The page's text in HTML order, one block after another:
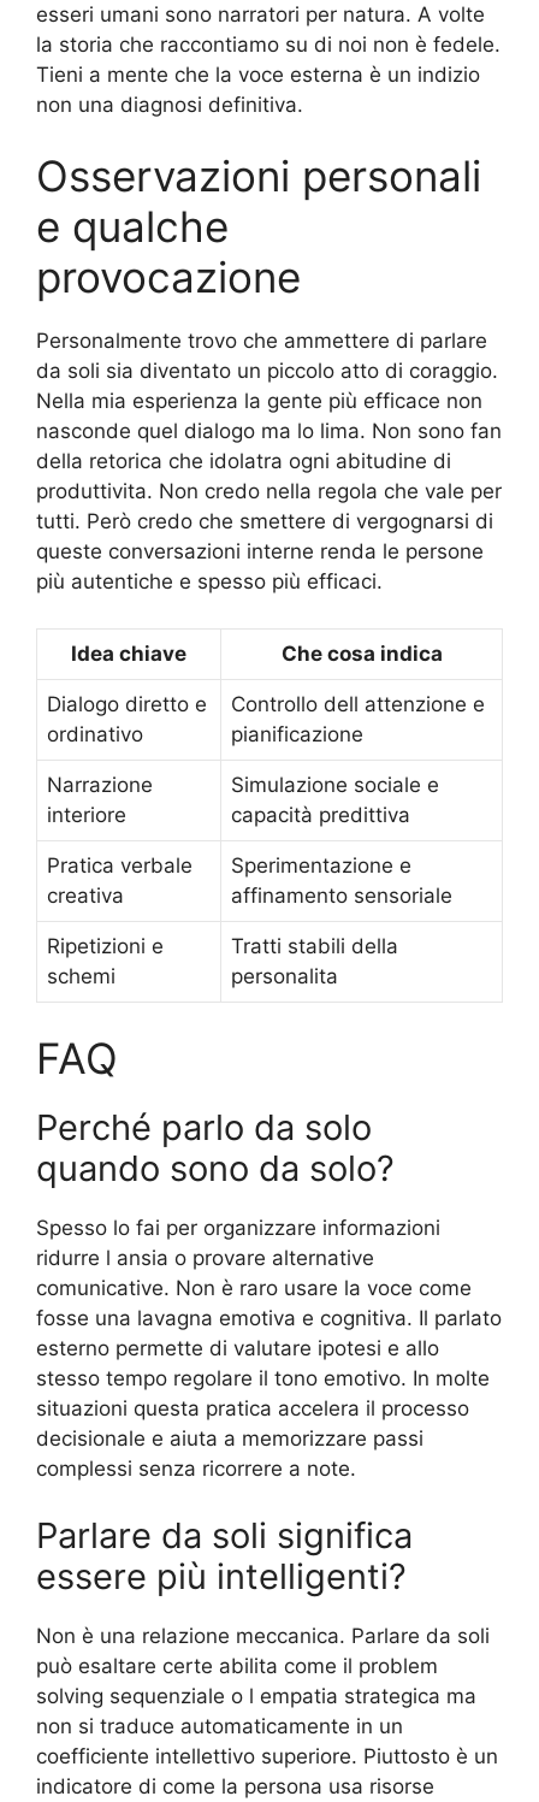
esseri umani sono narratori per natura. A volte
la storia che raccontiamo su di noi non è fedele.
Tieni a mente che la voce esterna è un indizio
non una diagnosi definitiva.
Osservazioni personali
e qualche
provocazione
Personalmente trovo che ammettere di parlare
da soli sia diventato un piccolo atto di coraggio.
Nella mia esperienza la gente più efficace non
nasconde quel dialogo ma lo lima. Non sono fan
della retorica che idolatra ogni abitudine di
produttivita. Non credo nella regola che vale per
tutti. Però credo che smettere di vergognarsi di
queste conversazioni interne renda le persone
più autentiche e spesso più efficaci.
Idea chiave Che cosa indica
Dialogo diretto e
ordinativo
Controllo dell attenzione e
pianificazione
Narrazione
interiore
Simulazione sociale e
capacità predittiva
Pratica verbale
creativa
Sperimentazione e
affinamento sensoriale
Ripetizioni e
schemi
Tratti stabili della
personalita
FAQ
Perché parlo da solo
quando sono da solo?
Spesso lo fai per organizzare informazioni
ridurre l ansia o provare alternative
comunicative. Non è raro usare la voce come
fosse una lavagna emotiva e cognitiva. Il parlato
esterno permette di valutare ipotesi e allo
stesso tempo regolare il tono emotivo. In molte
situazioni questa pratica accelera il processo
decisionale e aiuta a memorizzare passi
complessi senza ricorrere a note.
Parlare da soli significa
essere più intelligenti?
Non è una relazione meccanica. Parlare da soli
può esaltare certe abilita come il problem
solving sequenziale o l empatia strategica ma
non si traduce automaticamente in un
coefficiente intellettivo superiore. Piuttosto è un
indicatore di come la persona usa risorse